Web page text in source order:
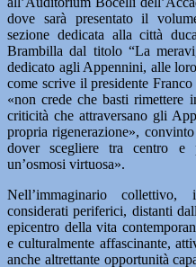
dove sarà presentato il
sezione dedicata alla città
Brambilla dal titolo “La
dedicato agli Appennini, alle
come scrive il presidente
«non crede che basti rimettere
criticità che attraversano gli
propria rigenerazione»,
dover scegliere tra centro e
un’osmosi virtuosa».
Nell’immaginario
considerati periferici, distanti
epicentro della vita
e culturalmente affascinante,
anche altrettante opportunità